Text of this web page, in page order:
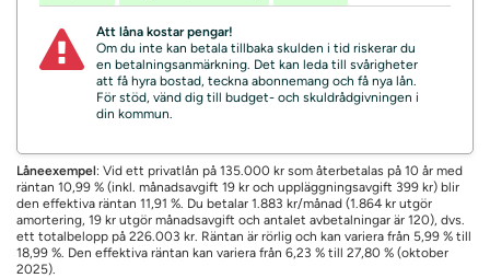
Att låna kostar pengar!
Om du inte kan betala tillbaka skulden i tid riskerar du
en betalningsanmärkning. Det kan leda till svårigheter
att få hyra bostad, teckna abonnemang och få nya lån.
För stöd, vänd dig till budget- och skuldrådgivningen i
din kommun.
Låneexempel: Vid ett privatlån på 135.000 kr som återbetalas på 10 år med
räntan 10,99 % (inkl. månadsavgift 19 kr och uppläggningsavgift 399 kr) blir
den effektiva räntan 11,91 %. Du betalar 1.883 kr/månad (1.864 kr utgör
amortering, 19 kr utgör månadsavgift och antalet avbetalningar är 120), dvs.
ett totalbelopp på 226.003 kr. Räntan är rörlig och kan variera från 5,99 % till
18,99 %. Den effektiva räntan kan variera från 6,23 % till 27,80 % (oktober
2025).